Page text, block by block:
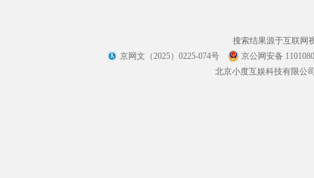
搜索结果源于互联网
京网文（2025）0225-074号
京公网安备
北京小度互娱科技有限公